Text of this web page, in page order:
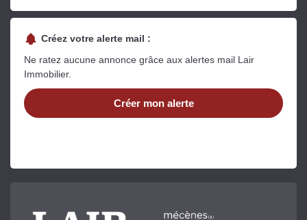
Créez votre alerte mail :
Ne ratez aucune annonce grâce aux alertes mail Lair
Immobilier.
Créer mon alerte